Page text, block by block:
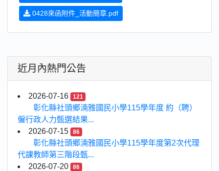
0428來函附件_活動簡章.pdf
近月內熱門公告
2026-07-16 121
彰化縣社頭鄉湳雅國民小學115學年度 約（聘）
僱行政人力甄選結果...
2026-07-15
86
彰化縣社頭鄉湳雅國民小學115學年度第2次代理
代課教師第三階段甄...
2026-07-20
86